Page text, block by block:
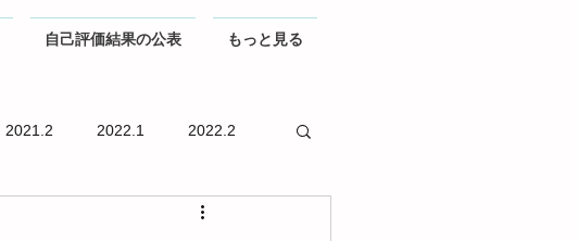
自己評価結果の公表 もっと見る
2021.2 2022.1 2022.2